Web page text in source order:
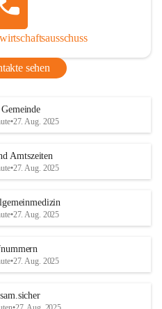
sehen
•27. Aug. 2025
Amtszeiten
•27. Aug. 2025
•27. Aug. 2025
•27. Aug. 2025